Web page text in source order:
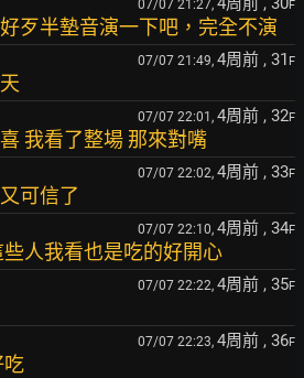
07/07 21:27, F
歹半墊音演一下吧，完全不演
07/07 21:49, 4周前 , 31 F
07/07 22:01, 4周前 , 32F
我看了整場 那來對嘴
07/07 22:02, 4周前 , 33F
可信了
07/07 22:10, 4周前 , 34F
人我看也是吃的好開心
07/07 22:22, 4周前 , 35F
07/07 22:23, 4周前 , 36F
吃